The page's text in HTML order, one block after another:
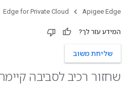
Apigee Edge
Edge for Private Cloud
המידע עזר לך?
שליחת משוב
שחזור רכיב לסביבה